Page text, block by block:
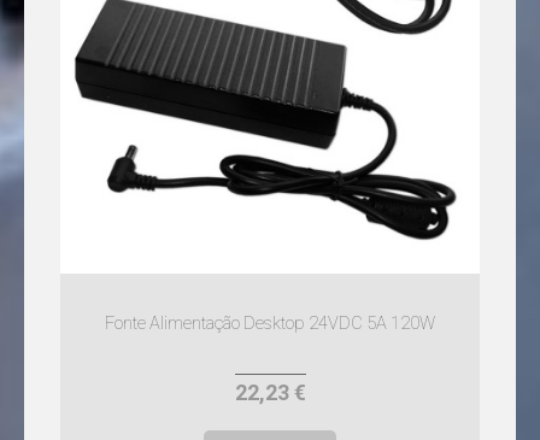
Fonte Alimentação Desktop 24VDC 5A 120W
22,23 €